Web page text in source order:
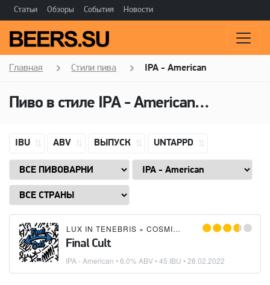
Статьи Обзоры События Новости
Главная Стили пива IPA - American
Пиво в стиле IPA - American
IBU ABV ВЫПУСК UNTAPPD
LUX IN TENEBRIS × COSMIC CITY
Final Cult
IPA - American • 6.0% ABV • 45 IBU •28.02.2022